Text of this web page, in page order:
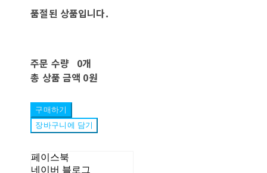
품절된 상품입니다.
주문 수량 0개
총 상품 금액 0원
구매하기
장바구니에 담기
페이스북
네이버 블로그